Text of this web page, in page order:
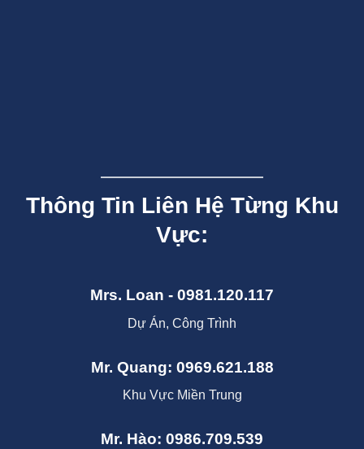
Thông Tin Liên Hệ Từng Khu
Vực:
Mrs. Loan - 0981.120.117
Dự Án, Công Trình
Mr. Quang: 0969.621.188
Khu Vực Miền Trung
Mr. Hào: 0986.709.539